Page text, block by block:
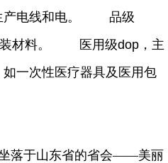
产电线和电。 品级
装材料。 医用级dop，主
一次性医疗器具及医用包
落于山东省的省会——美丽